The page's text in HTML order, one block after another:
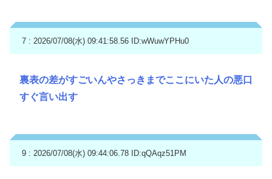
7 : 2026/07/08(水) 09:41:58.56 ID:wWuwYPHu0
裏表の差がすごいんやさっきまでここにいた人の悪口
すぐ言い出す
9 : 2026/07/08(水) 09:44:06.78 ID:qQAqz51PM